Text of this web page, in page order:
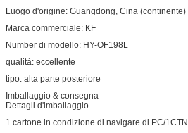
Luogo d'origine: Guangdong, Cina (continente)
Marca commerciale: KF
Number di modello: HY-OF198L
qualità: eccellente
tipo: alta parte posteriore
Imballaggio & consegna
Dettagli d'imballaggio
1 cartone in condizione di navigare di PC/1CTN